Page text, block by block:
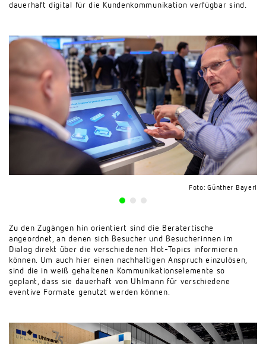
dauerhaft digital für die Kundenkommunikation verfügbar sind.
Foto: Günther Bayerl
Foto: Günther Bayerl
Foto: Günther Bayerl
Zu den Zugängen hin orientiert sind die Beratertische
angeordnet, an denen sich Besucher und Besucherinnen im
Dialog direkt über die verschiedenen Hot-Topics informieren
können. Um auch hier einen nachhaltigen Anspruch einzulösen,
sind die in weiß gehaltenen Kommunikationselemente so
geplant, dass sie dauerhaft von Uhlmann für verschiedene
eventive Formate genutzt werden können.